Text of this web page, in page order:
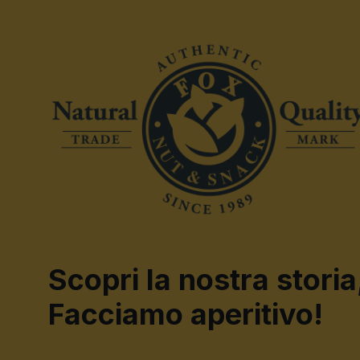
Scopri la nostra
Facciamo aperitivo!